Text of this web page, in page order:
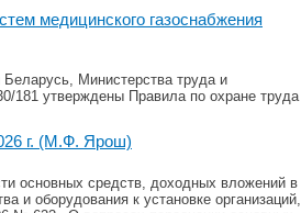
медицинского газоснабжения
Министерства труда и
181 утверждены Правила по охране труда
г. (М.Ф. Ярош)
основных средств, доходных вложений в
и оборудования к установке организаций,